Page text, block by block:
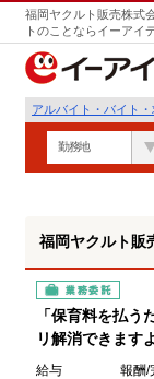
福岡ヤクルト販売株式
トのことならイーアイ
アルバイト・バイト
勤務地
福岡ヤクルト販
業務委託
「保育料を払
リ解消できます
給与
報酬/